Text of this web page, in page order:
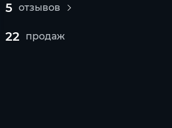
5 отзывов
22 продаж